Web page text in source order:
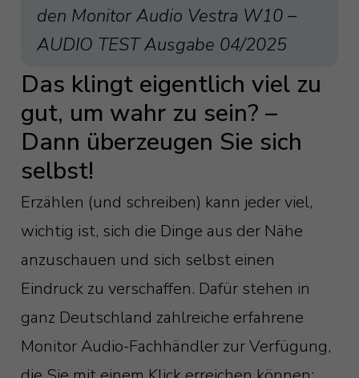
den Monitor Audio Vestra W10 –
AUDIO TEST Ausgabe 04/2025
Das klingt eigentlich viel zu
gut, um wahr zu sein? –
Dann überzeugen Sie sich
selbst!
Erzählen (und schreiben) kann jeder viel,
wichtig ist, sich die Dinge aus der Nähe
anzuschauen und sich selbst einen
Eindruck zu verschaffen. Dafür stehen in
ganz Deutschland zahlreiche erfahrene
Monitor Audio-Fachhändler zur Verfügung,